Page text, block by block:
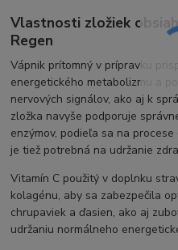
Vlastnosti zložiek
Regen
Vápnik prítomný v prípravku
energetického metabolizmu a
nervových signálov, ako aj k
zložka navyše podporuje
enzýmov, podieľa sa na
je tiež potrebná na udržanie
Vitamín C použitý v doplnku
kolagénu, aby sa zabezpečila
chrupaviek a ďasien, ako aj
udržaniu normálneho